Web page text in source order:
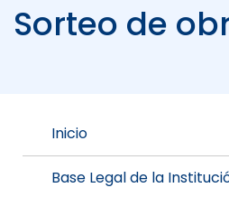
Sorteo de
Inicio
Base Legal de la